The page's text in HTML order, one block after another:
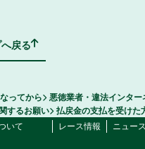
戻る
ってから
悪徳業者・違法インター
するお願い
払戻金の支払を受けた
いて レース情報 ニュース